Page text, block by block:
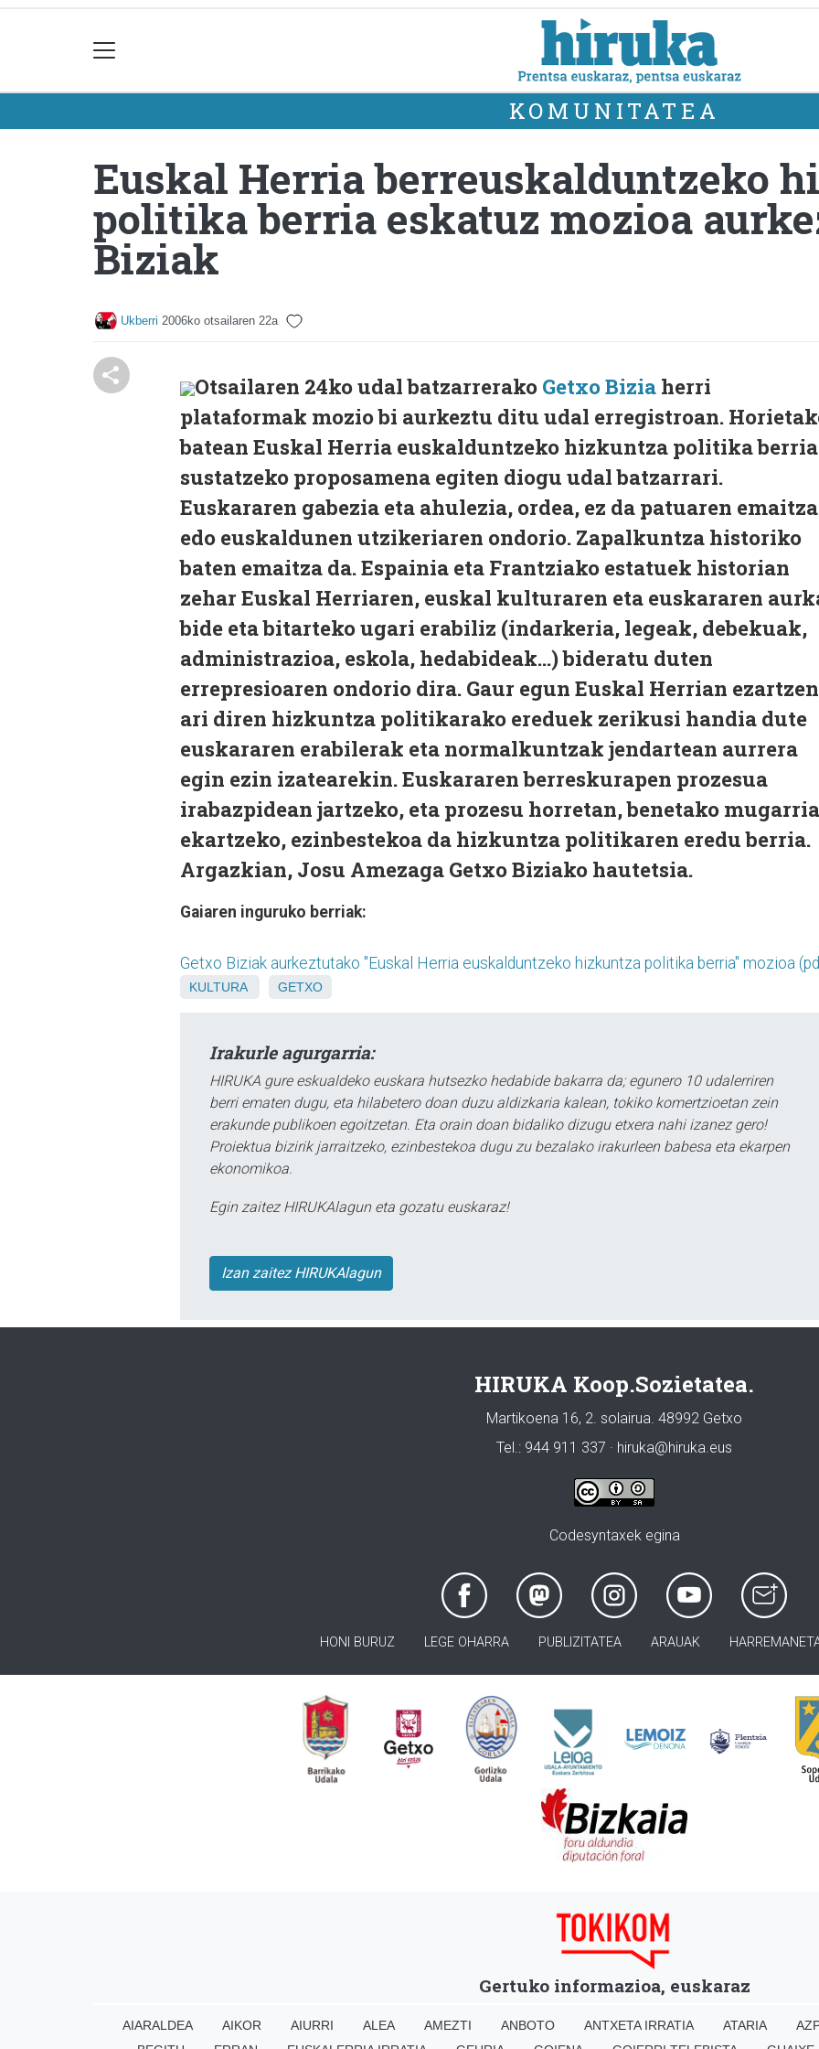
KOMUNITATEA
Euskal Herria berreuskalduntzeko
politika berria eskatuz mozioa
Biziak
Ukberri 2006ko otsailaren 22a
Otsailaren 24ko udal batzarrerako Getxo Bizia herri
plataformak mozio bi aurkeztu ditu udal erregistroan.
batean Euskal Herria euskalduntzeko hizkuntza politika berria
sustatzeko proposamena egiten diogu udal batzarrari.
Euskararen gabezia eta ahulezia, ordea, ez da patuaren emaitza
edo euskaldunen utzikeriaren ondorio. Zapalkuntza historiko
baten emaitza da. Espainia eta Frantziako estatuek historian
zehar Euskal Herriaren, euskal kulturaren eta euskararen
bide eta bitarteko ugari erabiliz (indarkeria, legeak, debekuak,
administrazioa, eskola, hedabideak...) bideratu duten
errepresioaren ondorio dira. Gaur egun Euskal Herrian ezartzen
ari diren hizkuntza politikarako ereduek zerikusi handia dute
euskararen erabilerak eta normalkuntzak jendartean aurrera
egin ezin izatearekin. Euskararen berreskurapen prozesua
irabazpidean jartzeko, eta prozesu horretan, benetako mugarria
ekartzeko, ezinbestekoa da hizkuntza politikaren eredu berria.
Argazkian, Josu Amezaga Getxo Biziako hautetsia.
Gaiaren inguruko berriak:
Getxo Biziak aurkeztutako "Euskal Herria euskalduntzeko hizkuntza politika berria" mozioa
KULTURA GETXO
Irakurle agurgarria:
HIRUKA gure eskualdeko euskara hutsezko hedabide bakarra da; egunero 10 udalerriren
berri ematen dugu, eta hilabetero doan duzu aldizkaria kalean, tokiko komertzioetan zein
erakunde publikoen egoitzetan. Eta orain doan bidaliko dizugu etxera nahi izanez gero!
Proiektua bizirik jarraitzeko, ezinbestekoa dugu zu bezalako irakurleen babesa eta ekarpen
ekonomikoa.
Egin zaitez HIRUKAlagun eta gozatu euskaraz!
Izan zaitez HIRUKAlagun
HIRUKA Koop.Sozietatea.
Martikoena 16, 2. solairua. 48992 Getxo
Tel.: 944 911 337 · hiruka@hiruka.eus
Codesyntaxek egina
HONI BURUZ LEGE OHARRA PUBLIZITATEA ARAUAK
Gertuko informazioa, euskaraz
AIARALDEA AIKOR AIURRI ALEA AMEZTI ANBOTO ANTXETA IRRATIA ATARIA